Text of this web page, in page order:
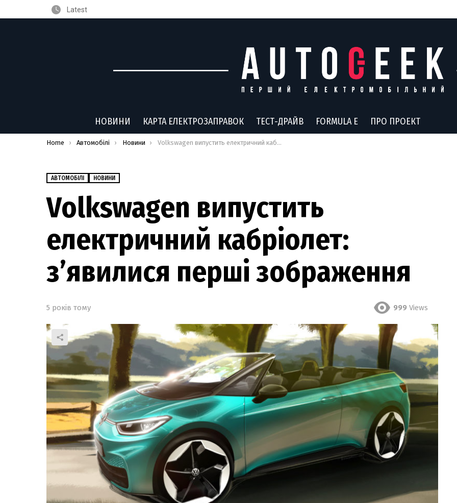
Latest
НОВИНИ КАРТА ЕЛЕКТРОЗАПРАВОК ТЕСТ-ДРАЙВ FORMULA E ПРО ПРОЕКТ
You are here:
Home Автомобілі Новини Volkswagen випустить електричний кабріолет: з’явилися перші зображення
АВТОМОБІЛІ НОВИНИ
Volkswagen випустить
електричний кабріолет:
з’явилися перші зображення
5 років тому 999 Views